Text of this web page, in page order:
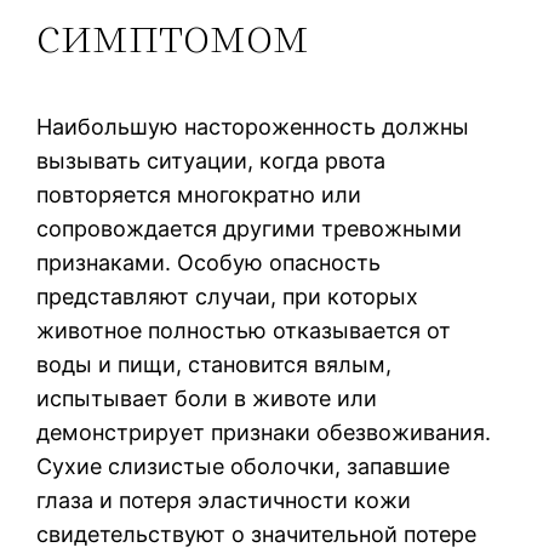
симптомом
Наибольшую настороженность должны
вызывать ситуации, когда рвота
повторяется многократно или
сопровождается другими тревожными
признаками. Особую опасность
представляют случаи, при которых
животное полностью отказывается от
воды и пищи, становится вялым,
испытывает боли в животе или
демонстрирует признаки обезвоживания.
Сухие слизистые оболочки, запавшие
глаза и потеря эластичности кожи
свидетельствуют о значительной потере